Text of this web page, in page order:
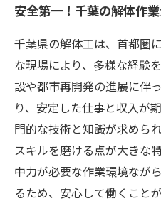
安全第一！千葉の解体作
千葉県の解体工は、首都圏
な現場により、多様な経験
設や都市再開発の進展に伴
り、安定した仕事と収入が
門的な技術と知識が求めら
スキルを磨ける点が大きな
中力が必要な作業環境なが
るため、安心して働くこと